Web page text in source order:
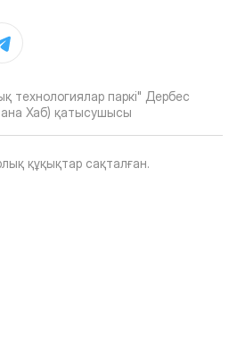
паркі" Дербес
Хаб) қатысушысы
құқықтар сақталған.